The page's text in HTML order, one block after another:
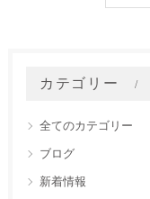
カテゴリー
全てのカテゴリー
ブログ
新着情報